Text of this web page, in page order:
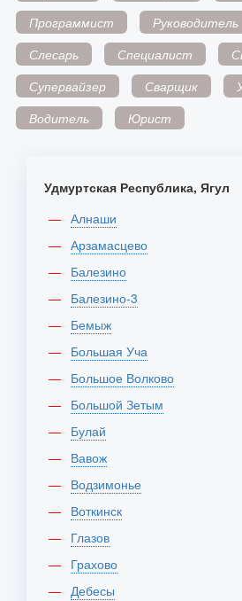
Программист
Руководитель
Слесарь
Специалист
Супервайзер
Сварщик
Водитель
Юрист
Удмуртская Республика, Ягул
Алнаши
Арзамасцево
Балезино
Балезино-3
Бемыж
Большая Уча
Большое Волково
Большой Зетым
Булай
Вавож
Водзимонье
Воткинск
Глазов
Грахово
Дебесы